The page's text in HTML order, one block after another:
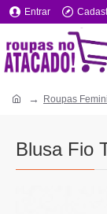
Entrar
Roupas
Blusa Fio